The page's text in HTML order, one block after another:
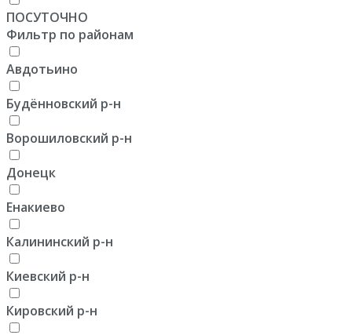
ПОСУТОЧНО
Фильтр по районам
Авдотьино
Будённовский р-н
Ворошиловский р-н
Донецк
Енакиево
Калининский р-н
Киевский р-н
Кировский р-н